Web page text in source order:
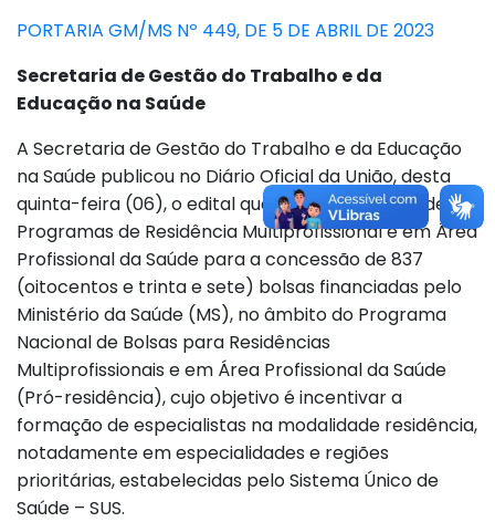
PORTARIA GM/MS Nº 449, DE 5 DE ABRIL DE 2023
Secretaria de Gestão do Trabalho e da
Educação na Saúde
A Secretaria de Gestão do Trabalho e da Educação
na Saúde publicou no Diário Oficial da União, desta
quinta-feira (06), o edital que trata da seleção de
Programas de Residência Multiprofissional e em Área
Profissional da Saúde para a concessão de 837
(oitocentos e trinta e sete) bolsas financiadas pelo
Ministério da Saúde (MS), no âmbito do Programa
Nacional de Bolsas para Residências
Multiprofissionais e em Área Profissional da Saúde
(Pró-residência), cujo objetivo é incentivar a
formação de especialistas na modalidade residência,
notadamente em especialidades e regiões
prioritárias, estabelecidas pelo Sistema Único de
Saúde – SUS.